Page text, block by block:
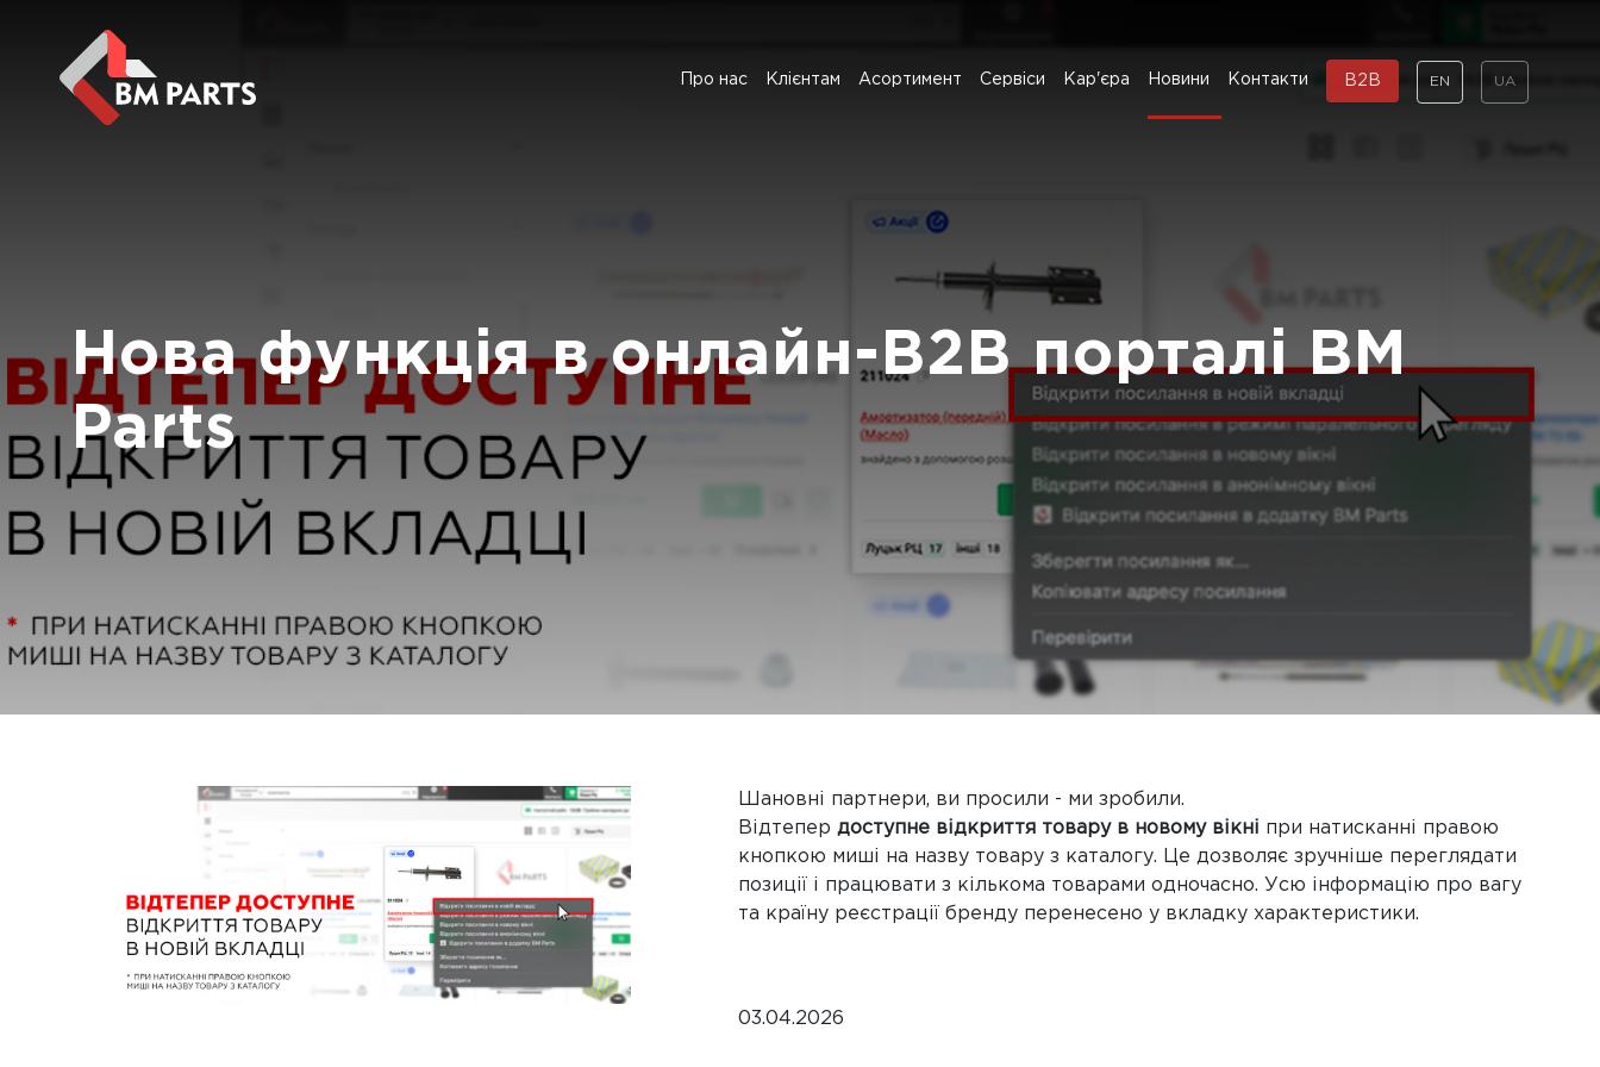
Про нас Клієнтам Асортимент Сервіси Кар'єра Новини Контакти B2B EN UA
Нова функція в онлайн-B2B порталі BM
Parts
Шановні партнери, ви просили - ми зробили.
Відтепер доступне відкриття товару в новому вікні при натисканні правою
кнопкою миші на назву товару з каталогу. Це дозволяє зручніше переглядати
позиції і працювати з кількома товарами одночасно. Усю інформацію про вагу
та країну реєстрації бренду перенесено у вкладку характеристики.
03.04.2026